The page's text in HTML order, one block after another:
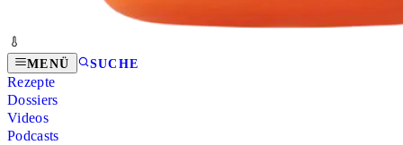
MENÜ SUCHE
Rezepte
Dossiers
Videos
Podcasts